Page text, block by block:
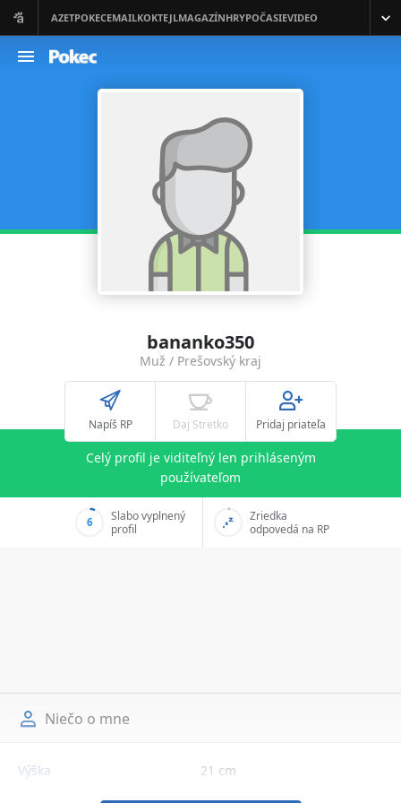
bananko350
Muž / Prešovský kraj
Napíš RP Daj Stretko Pridaj priateľa
Celý profil je viditeľný len prihláseným
používateľom
6
Slabo vyplnený
profil
Zriedka
odpovedá na RP
Niečo o mne
Výška 21 cm